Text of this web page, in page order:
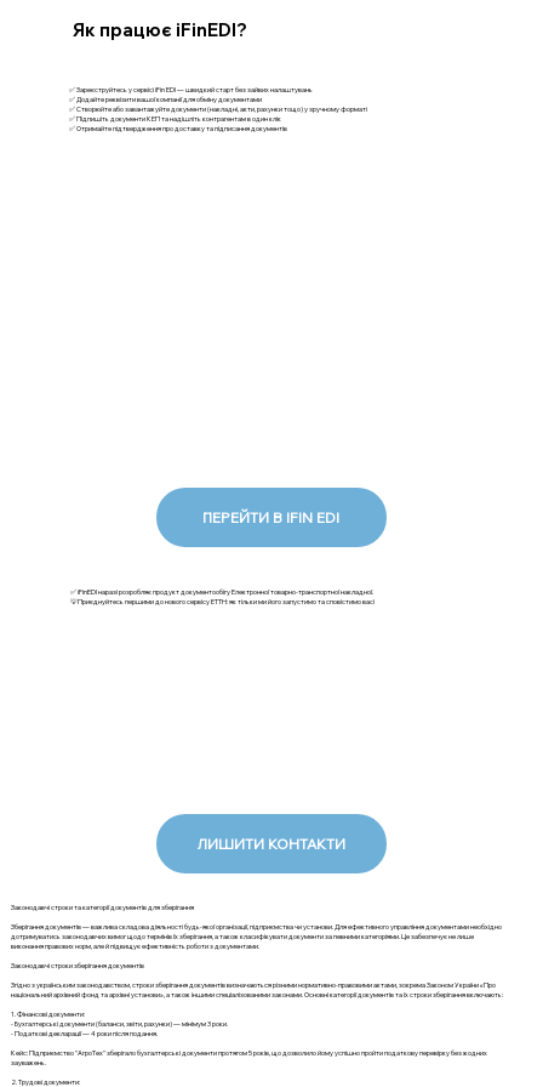
✅ Зареєструйтесь у сервісі iFin EDI — швидкий старт без зайвих налаштувань
✅ Додайте реквізити вашої компанії для обміну документами
✅ Створюйте або завантажуйте документи (накладні, акти, рахунки тощо) у зручному форматі
✅ Підпишіть документи КЕП та надішліть контрагентам в один клік
✅ Отримайте підтвердження про доставку та підписання документів
ПЕРЕЙТИ В IFIN EDI
Як працює iFinEDI?
✅ iFinEDI наразі розробляє продукт документообігу Електронної товарно-транспортної накладної.
💡Приєднуйтесь першими до нового сервісу ЕТТН: як тільки ми його запустимо та сповістимо вас!
ЛИШИТИ КОНТАКТИ
Законодавчі строки та категорії документів для зберігання
Зберігання документів — важлива складова діяльності будь-якої організації, підприємства чи установи. Для ефективного управління документами необхідно
дотримуватись законодавчих вимог щодо термінів їх зберігання, а також класифікувати документи за певними категоріями. Це забезпечує не лише
виконання правових норм, але й підвищує ефективність роботи з документами.
Законодавчі строки зберігання документів
Згідно з українським законодавством, строки зберігання документів визначаються різними нормативно-правовими актами, зокрема Законом України «Про
національний архівний фонд та архівні установи», а також іншими спеціалізованими законами. Основні категорії документів та їх строки зберігання включають:
1. Фінансові документи:
- Бухгалтерські документи (баланси, звіти, рахунки) — мінімум 3 роки.
- Податкові декларації — 4 роки після подання.
Кейс: Підприємство "АгроТех" зберігало бухгалтерські документи протягом 5 років, що дозволило йому успішно пройти податкову перевірку без жодних
зауважень.
2. Трудові документи: